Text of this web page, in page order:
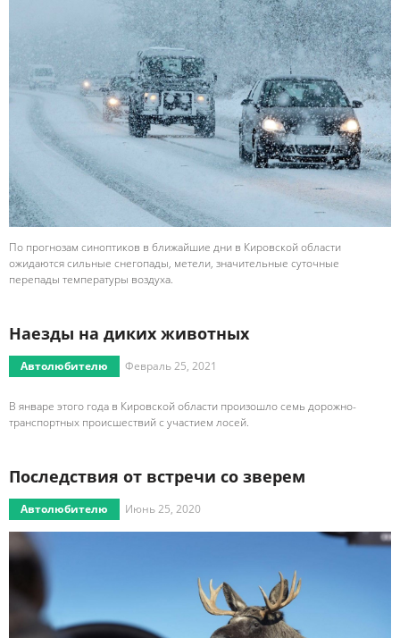
По прогнозам синоптиков в ближайшие дни в Кировской области
ожидаются сильные снегопады, метели, значительные суточные
перепады температуры воздуха.
Наезды на диких животных
Автолюбителю Февраль 25, 2021
В январе этого года в Кировской области произошло семь дорожно-
транспортных происшествий с участием лосей.
Последствия от встречи со зверем
Автолюбителю Июнь 25, 2020